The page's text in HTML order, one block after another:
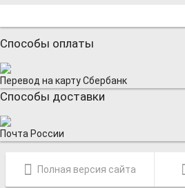
Способы оплаты
Перевод на карту Сбербанк
Способы доставки
Почта России
Полная версия сайта